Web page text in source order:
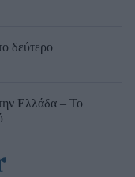
δεύτερο
Ελλάδα – Το